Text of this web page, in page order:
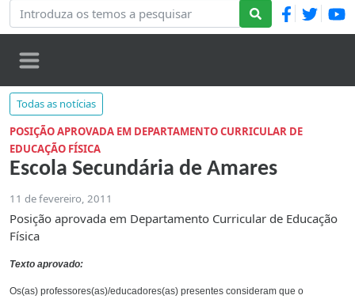
Todas as notícias
POSIÇÃO APROVADA EM DEPARTAMENTO CURRICULAR DE
EDUCAÇÃO FÍSICA
Escola Secundária de Amares
11 de fevereiro, 2011
Posição aprovada em Departamento Curricular de Educação
Física
Texto aprovado:
Os(as) professores(as)/educadores(as) presentes consideram que o